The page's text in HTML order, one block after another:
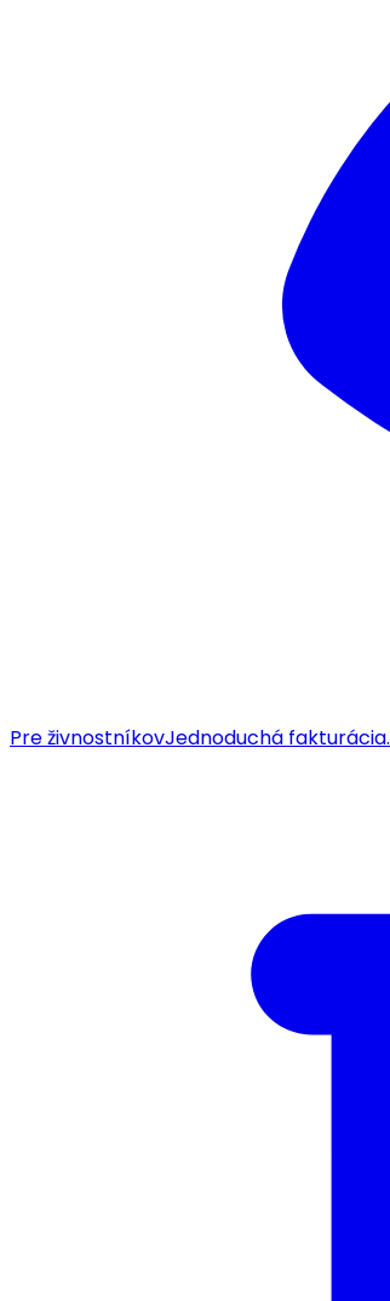
Pre živnostníkovJednoduchá fakturácia.